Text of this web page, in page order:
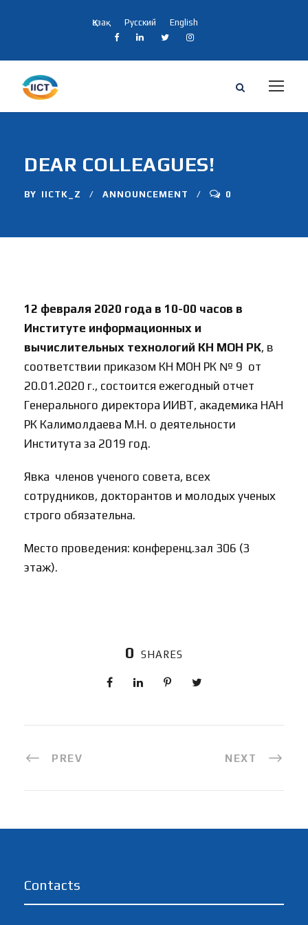
Қазақ Русский English
DEAR COLLEAGUES!
BY IICTK_Z ANNOUNCEMENT 0
12 февраля 2020 года в 10-00 часов в
Институте информационных и
вычислительных технологий КН МОН РК, в
соответствии приказом КН МОН РК № 9 от
20.01.2020 г., состоится ежегодный отчет
Генерального директора ИИВТ, академика НАН
РК Калимолдаева М.Н. о деятельности
Института за 2019 год.
Явка членов ученого совета, всех
сотрудников, докторантов и молодых ученых
строго обязательна.
Место проведения: конференц.зал 306 (3
этаж).
0 SHARES
PREV NEXT
Contacts